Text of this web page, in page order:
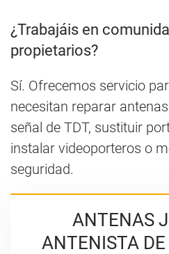
¿Trabajáis en
propietarios?
Sí. Ofrecemos servicio
necesitan reparar
señal de TDT, sustituir
instalar videoporteros o
seguridad.
ANTENAS
ANTENISTA